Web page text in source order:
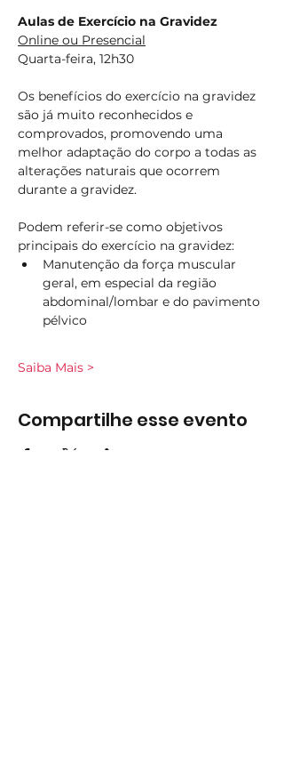
Aulas de Exercício na Gravidez
Online ou Presencial
Quarta-feira, 12h30
Os benefícios do exercício na gravidez
são já muito reconhecidos e
comprovados, promovendo uma
melhor adaptação do corpo a todas as
alterações naturais que ocorrem
durante a gravidez.
Podem referir-se como objetivos
principais do exercício na gravidez:
Manutenção da força muscular
geral, em especial da região
abdominal/lombar e do pavimento
pélvico
Saiba Mais >
Compartilhe esse evento